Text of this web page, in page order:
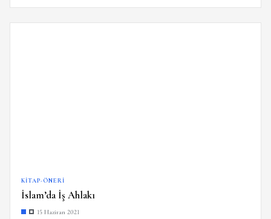
KITAP-ÖNERI
İslam’da İş Ahlakı
15 Haziran 2021